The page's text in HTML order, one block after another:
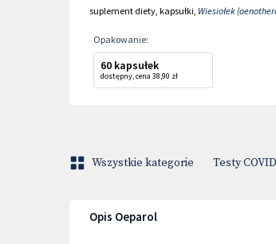
suplement diety, kapsułki, Wiesiołek
Opakowanie:
60 kapsułek
dostępny,cena 38,90 zł
Wszystkie kategorie Testy
Opis Oeparol